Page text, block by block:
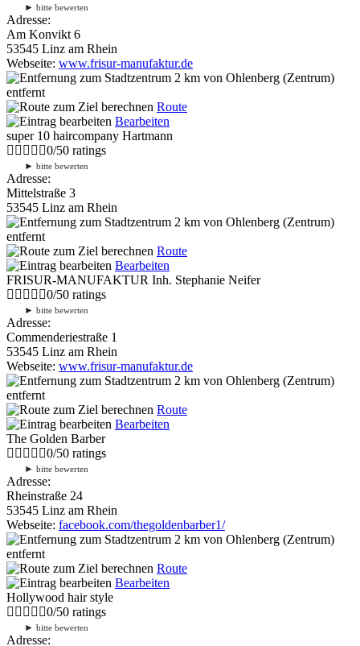
► bitte bewerten
Adresse:
Am Konvikt 6
53545 Linz am Rhein
Webseite: www.frisur-manufaktur.de
2 km von Ohlenberg (Zentrum)
entfernt
Route
Bearbeiten
super 10 haircompany Hartmann
0/50 ratings
► bitte bewerten
Adresse:
Mittelstraße 3
53545 Linz am Rhein
2 km von Ohlenberg (Zentrum)
entfernt
Route
Bearbeiten
FRISUR-MANUFAKTUR Inh. Stephanie Neifer
0/50 ratings
► bitte bewerten
Adresse:
Commenderiestraße 1
53545 Linz am Rhein
Webseite: www.frisur-manufaktur.de
2 km von Ohlenberg (Zentrum)
entfernt
Route
Bearbeiten
The Golden Barber
0/50 ratings
► bitte bewerten
Adresse:
Rheinstraße 24
53545 Linz am Rhein
Webseite: facebook.com/thegoldenbarber1/
2 km von Ohlenberg (Zentrum)
entfernt
Route
Bearbeiten
Hollywood hair style
0/50 ratings
► bitte bewerten
Adresse: